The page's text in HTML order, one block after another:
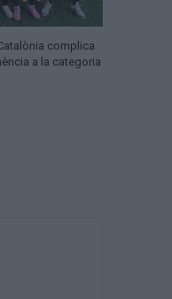
complica
a la categoria